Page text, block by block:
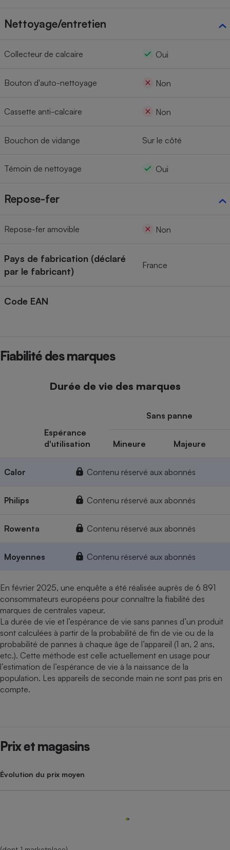
Nettoyage/entretien
Collecteur de calcaire Oui
Bouton d'auto-nettoyage Non
Cassette anti-calcaire Non
Bouchon de vidange Sur le côté
Témoin de nettoyage Oui
Repose-fer
Repose-fer amovible Non
Pays de fabrication (déclaré
par le fabricant)
France
Code EAN
Fiabilité des marques
Durée de vie des marques
Espérance
d'utilisation
Sans panne
Mineure Majeure
Calor Contenu réservé aux abonnés
Philips Contenu réservé aux abonnés
Rowenta Contenu réservé aux abonnés
Moyennes Contenu réservé aux abonnés
En février 2025, une enquête a été réalisée auprès de 6 891
consommateurs européens pour connaître la fiabilité des
marques de centrales vapeur.
La durée de vie et l’espérance de vie sans pannes d’un produit
sont calculées à partir de la probabilité de fin de vie ou de la
probabilité de pannes à chaque âge de l’appareil (1 an, 2 ans,
etc.). Cette méthode est celle actuellement en usage pour
l’estimation de l’espérance de vie à la naissance de la
population. Les appareils de seconde main ne sont pas pris en
compte.
Prix et magasins
Évolution du prix moyen